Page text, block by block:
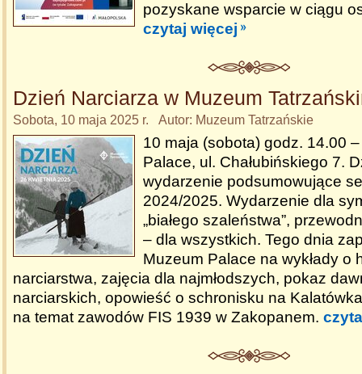
pozyskane wsparcie w ciągu
czytaj więcej
Dzień Narciarza w Muzeum
Sobota, 10 maja 2025 r. Autor: Muzeum Tatrzańskie
10 maja (sobota) godz. 14.00
Palace, ul. Chałubińskiego 7.
wydarzenie podsumowujące
2024/2025. Wydarzenie dla
„białego szaleństwa”,
– dla wszystkich. Tego dnia
Muzeum Palace na wykłady o
narciarstwa, zajęcia dla najmłodszych, pokaz
narciarskich, opowieść o schronisku na
na temat zawodów FIS 1939 w Zakopanem.